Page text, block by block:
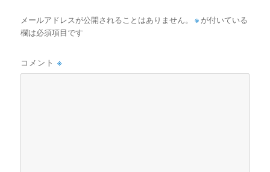
メールアドレスが公開されることはありません。 ※ が付いている
欄は必須項目です
コメント※